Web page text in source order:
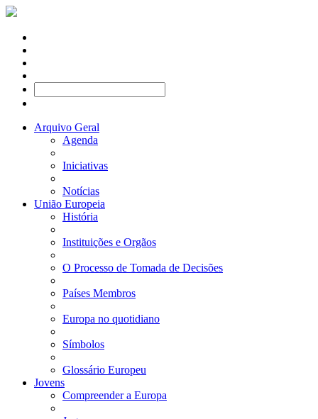
Arquivo Geral
Agenda
Iniciativas
Notícias
União Europeia
História
Instituições e Orgãos
O Processo de Tomada de Decisões
Países Membros
Europa no quotidiano
Símbolos
Glossário Europeu
Jovens
Compreender a Europa